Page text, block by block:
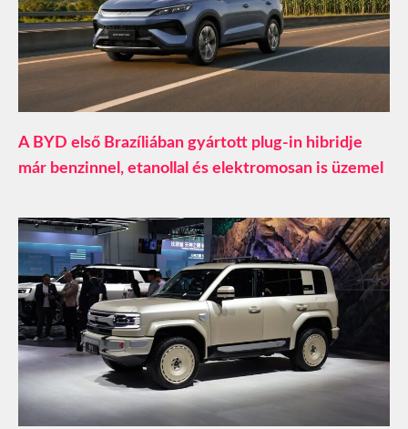
A BYD első Brazíliában gyártott plug-in hibridje
már benzinnel, etanollal és elektromosan is üzemel